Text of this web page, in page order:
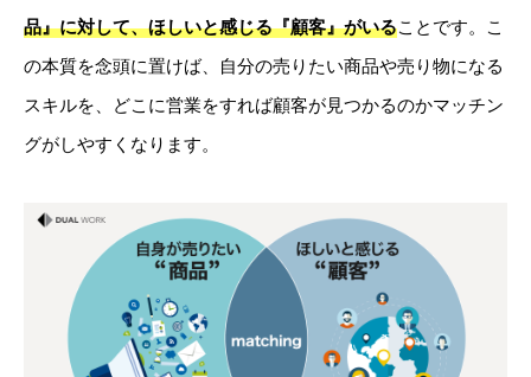
品』に対して、ほしいと感じる『顧客』がいることです。こ
の本質を念頭に置けば、自分の売りたい商品や売り物になる
スキルを、どこに営業をすれば顧客が見つかるのかマッチン
グがしやすくなります。